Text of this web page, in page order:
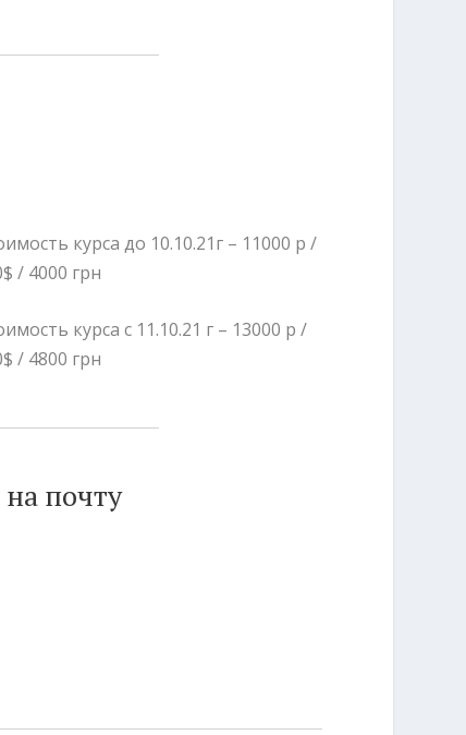
курса до 10.10.21г – 11000 р /
/ 4000 грн
курса с 11.10.21 г – 13000 р /
/ 4800 грн
почту